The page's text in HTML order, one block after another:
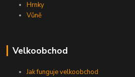
Hrnky
Vůně
Velkoobchod
Jak funguje velkoobchod